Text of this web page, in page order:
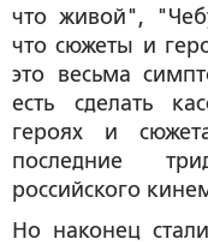
что живой",
что сюжеты и
это весьма
есть сделать
героях и
последние
российского
Но наконец